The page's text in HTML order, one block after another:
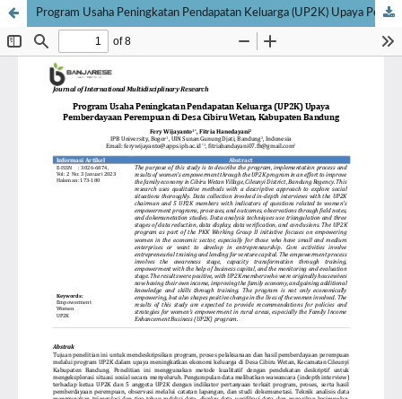
Program Usaha Peningkatan Pendapatan Keluarga (UP2K) Upaya Pemberdayaan Perempuan di Desa Cibiru Wetan, Kabupaten Bandung